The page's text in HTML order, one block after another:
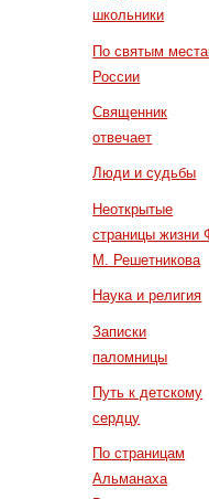
школьники
По святым
России
Священник
отвечает
Люди и судьбы
Неоткрытые
страницы жизни
М. Решетникова
Наука и религия
Записки
паломницы
Путь к детскому
сердцу
По страницам
Альманаха